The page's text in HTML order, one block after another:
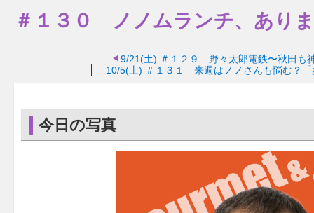
＃１３０ ノノムランチ、あり
9/21(土) ＃１２９ 野々太郎電鉄〜秋田も
10/5(土) ＃１３１ 来週はノノさんも悩む？
今日の写真